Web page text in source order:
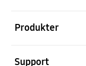
Produkter
Support